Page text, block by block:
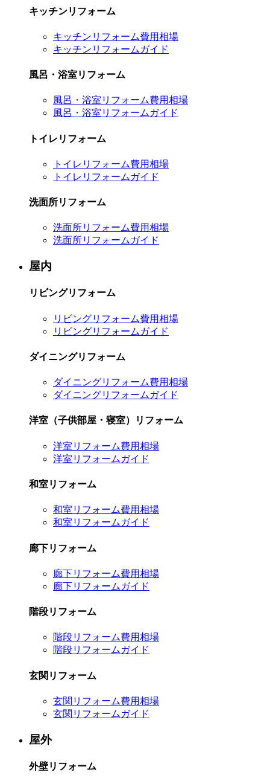
キッチンリフォーム
キッチンリフォーム費用相場
キッチンリフォームガイド
風呂・浴室リフォーム
風呂・浴室リフォーム費用相場
風呂・浴室リフォームガイド
トイレリフォーム
トイレリフォーム費用相場
トイレリフォームガイド
洗面所リフォーム
洗面所リフォーム費用相場
洗面所リフォームガイド
屋内
リビングリフォーム
リビングリフォーム費用相場
リビングリフォームガイド
ダイニングリフォーム
ダイニングリフォーム費用相場
ダイニングリフォームガイド
洋室（子供部屋・寝室）リフォーム
洋室リフォーム費用相場
洋室リフォームガイド
和室リフォーム
和室リフォーム費用相場
和室リフォームガイド
廊下リフォーム
廊下リフォーム費用相場
廊下リフォームガイド
階段リフォーム
階段リフォーム費用相場
階段リフォームガイド
玄関リフォーム
玄関リフォーム費用相場
玄関リフォームガイド
屋外
外壁リフォーム